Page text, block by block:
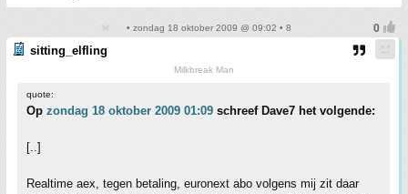
• zondag 18 oktober 2009 @ 09:02 • 8
sitting_elfling
Milkbreak Man
quote:
Op zondag 18 oktober 2009 01:09 schreef Dave7 het volgende:
[..]
Realtime aex, tegen betaling, euronext abo volgens mij zit daar